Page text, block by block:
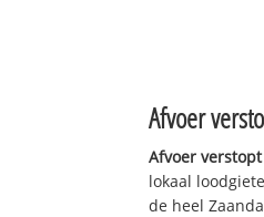
Afvoer
Afvoer verstopt
lokaal
de heel